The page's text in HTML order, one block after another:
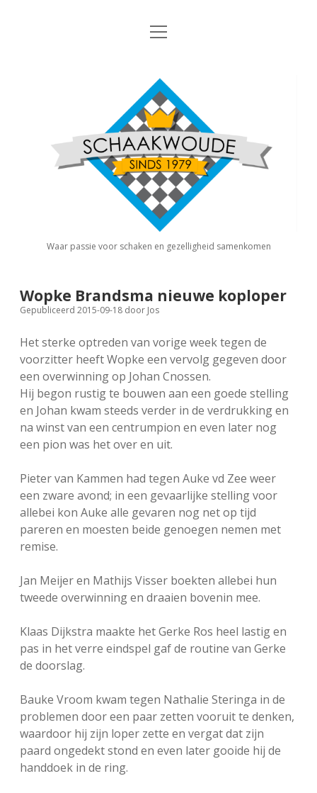
Nieuws
Algemene Informatie
Privacy Statement
Interne Competitie
dropdown
menu
Competitiereglement
Externe Competitie open
KNSB: Schaakwoude I
KNSB: Schaakwoude II
FSB: Schaakwoude I
FSB: Schaakwoude II
FSB: Schaakwoude III
Jeugdschaken
Eregalerij
Agenda
Koppelingen
Sponsoren
facebook
open
Schaakvereniging
Schaakwoude
Waar passie voor schaken en gezelligheid samenkomen
Wopke Brandsma nieuwe koploper
Gepubliceerd 2015-09-18 door Jos
Het sterke optreden van vorige week tegen de
voorzitter heeft Wopke een vervolg gegeven door
een overwinning op Johan Cnossen.
Hij begon rustig te bouwen aan een goede stelling
en Johan kwam steeds verder in de verdrukking en
na winst van een centrumpion en even later nog
een pion was het over en uit.
Pieter van Kammen had tegen Auke vd Zee weer
een zware avond; in een gevaarlijke stelling voor
allebei kon Auke alle gevaren nog net op tijd
pareren en moesten beide genoegen nemen met
remise.
Jan Meijer en Mathijs Visser boekten allebei hun
tweede overwinning en draaien bovenin mee.
Klaas Dijkstra maakte het Gerke Ros heel lastig en
pas in het verre eindspel gaf de routine van Gerke
de doorslag.
Bauke Vroom kwam tegen Nathalie Steringa in de
problemen door een paar zetten vooruit te denken,
waardoor hij zijn loper zette en vergat dat zijn
paard ongedekt stond en even later gooide hij de
handdoek in de ring.